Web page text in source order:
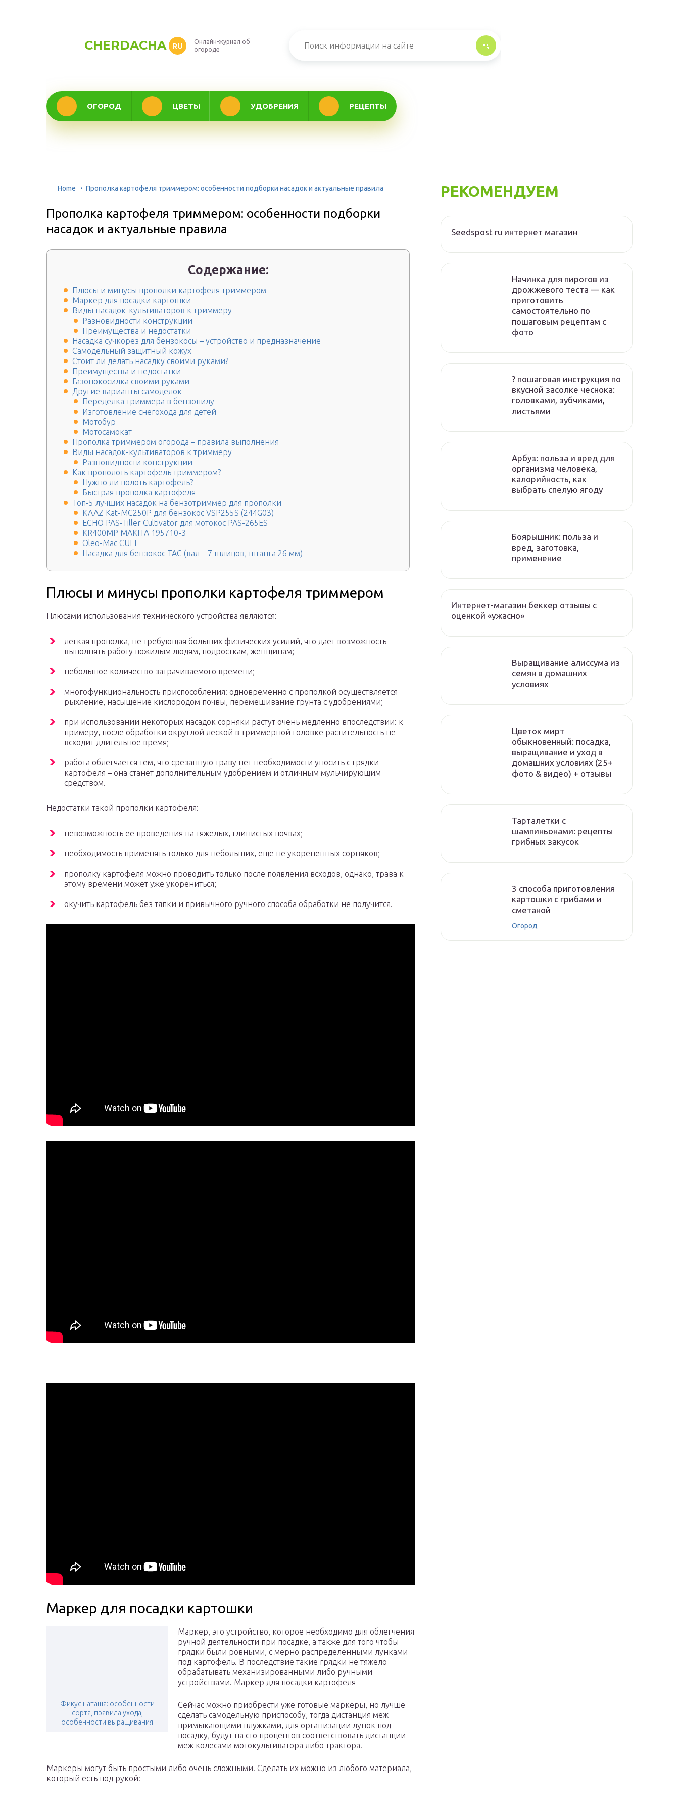
CHERDACHA RU
Онлайн-журнал об
огороде
ОГОРОД ЦВЕТЫ УДОБРЕНИЯ РЕЦЕПТЫ
Home Прополка картофеля триммером: особенности подборки насадок и актуальные правила
Прополка картофеля триммером: особенности подборки
насадок и актуальные правила
Содержание:
Плюсы и минусы прополки картофеля триммером
Маркер для посадки картошки
Виды насадок-культиваторов к триммеру
Разновидности конструкции
Преимущества и недостатки
Насадка сучкорез для бензокосы – устройство и предназначение
Самодельный защитный кожух
Стоит ли делать насадку своими руками?
Преимущества и недостатки
Газонокосилка своими руками
Другие варианты самоделок
Переделка триммера в бензопилу
Изготовление снегохода для детей
Мотобур
Мотосамокат
Прополка триммером огорода – правила выполнения
Виды насадок-культиваторов к триммеру
Разновидности конструкции
Как прополоть картофель триммером?
Нужно ли полоть картофель?
Быстрая прополка картофеля
Топ-5 лучших насадок на бензотриммер для прополки
KAAZ Kat-MC250P для бензокос VSP255S (244G03)
ECHO PAS-Tiller Cultivator для мотокос PAS-265ES
KR400MP MAKITA 195710-3
Oleo-Mac CULT
Насадка для бензокос TAC (вал – 7 шлицов, штанга 26 мм)
Плюсы и минусы прополки картофеля триммером
Плюсами использования технического устройства являются:
легкая прополка, не требующая больших физических усилий, что дает возможность
выполнять работу пожилым людям, подросткам, женщинам;
небольшое количество затрачиваемого времени;
многофункциональность приспособления: одновременно с прополкой осуществляется
рыхление, насыщение кислородом почвы, перемешивание грунта с удобрениями;
при использовании некоторых насадок сорняки растут очень медленно впоследствии: к
примеру, после обработки округлой леской в триммерной головке растительность не
всходит длительное время;
работа облегчается тем, что срезанную траву нет необходимости уносить с грядки
картофеля – она станет дополнительным удобрением и отличным мульчирующим
средством.
Недостатки такой прополки картофеля:
невозможность ее проведения на тяжелых, глинистых почвах;
необходимость применять только для небольших, еще не укорененных сорняков;
прополку картофеля можно проводить только после появления всходов, однако, трава к
этому времени может уже укорениться;
окучить картофель без тяпки и привычного ручного способа обработки не получится.
Маркер для посадки картошки
Фикус наташа: особенности
сорта, правила ухода,
особенности выращивания
Маркер, это устройство, которое необходимо для облегчения
ручной деятельности при посадке, а также для того чтобы
грядки были ровными, с мерно распределенными лунками
под картофель. В последствие такие грядки не тяжело
обрабатывать механизированными либо ручными
устройствами. Маркер для посадки картофеля
Сейчас можно приобрести уже готовые маркеры, но лучше
сделать самодельную приспособу, тогда дистанция меж
примыкающими плужками, для организации лунок под
посадку, будут на сто процентов соответствовать дистанции
меж колесами мотокультиватора либо трактора.
Маркеры могут быть простыми либо очень сложными. Сделать их можно из любого материала,
который есть под рукой:
РЕКОМЕНДУЕМ
Seedspost ru интернет магазин
Начинка для пирогов из
дрожжевого теста — как
приготовить
самостоятельно по
пошаговым рецептам с
фото
? пошаговая инструкция по
вкусной засолке чеснока:
головками, зубчиками,
листьями
Арбуз: польза и вред для
организма человека,
калорийность, как
выбрать спелую ягоду
Боярышник: польза и
вред, заготовка,
применение
Интернет-магазин беккер отзывы с
оценкой «ужасно»
Выращивание алиссума из
семян в домашних
условиях
Цветок мирт
обыкновенный: посадка,
выращивание и уход в
домашних условиях (25+
фото & видео) + отзывы
Тарталетки с
шампиньонами: рецепты
грибных закусок
3 способа приготовления
картошки с грибами и
сметаной
Огород